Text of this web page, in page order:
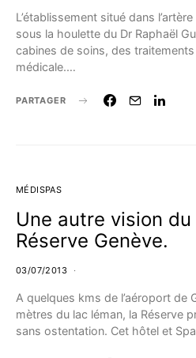
L’établissement situé dans
sous la houlette du Dr Raphaël
cabines de soins, des
médicale.…
PARTAGER
MÉDISPAS
Une autre vision du
Réserve Genève.
03/07/2013
A quelques kms de l’aéroport de
mètres du lac léman, la Réserve
sans ostentation. Cet hôtel et